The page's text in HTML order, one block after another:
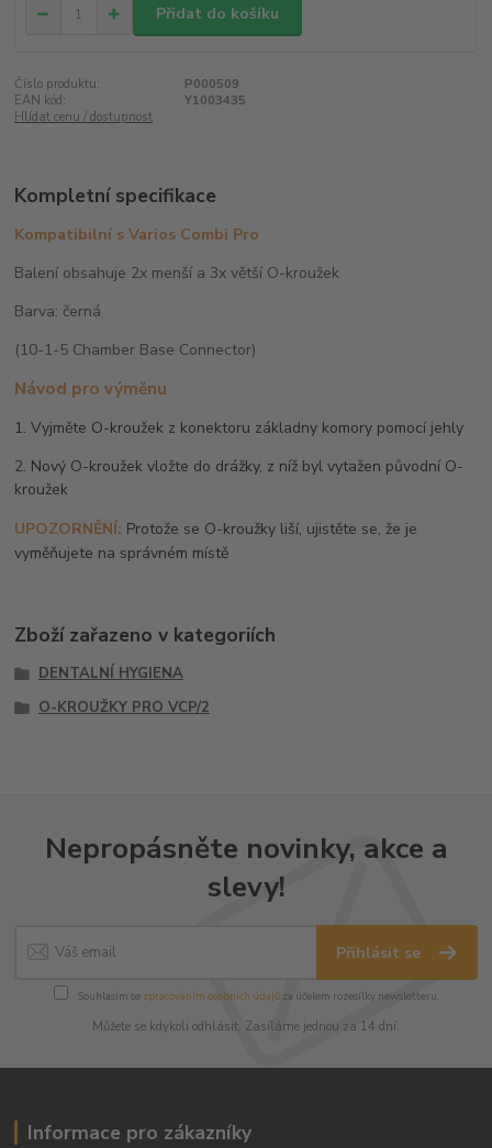
Přidat do košíku
Číslo produktu:
P000509
EAN kód:
Y1003435
Hlídat cenu / dostupnost
Kompletní specifikace
Kompatibilní s Varios Combi Pro
Balení obsahuje 2x menší a 3x větší O-kroužek
Barva: černá
(10-1-5 Chamber Base Connector)
Návod pro výměnu
1. Vyjměte O-kroužek z konektoru základny komory pomocí jehly
2. Nový O-kroužek vložte do drážky, z níž byl vytažen původní O-
kroužek
UPOZORNĚNÍ: Protože se O-kroužky liší, ujistěte se, že je
vyměňujete na správném místě
Zboží zařazeno v kategoriích
DENTALNÍ HYGIENA
O-KROUŽKY PRO VCP/2
Nepropásněte novinky, akce a
slevy!
Přihlásit se
Souhlasím se zpracováním osobních údajůza účelem rozesílky newsletteru.
Můžete se kdykoli odhlásit. Zasíláme jednou za 14 dní.
Informace pro zákazníky